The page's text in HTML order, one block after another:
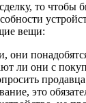
то чтобы
вещи:
они
ли они с
это